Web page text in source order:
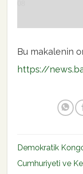
Bu makalenin
https://
Demokratik
Cumhuriyeti ve